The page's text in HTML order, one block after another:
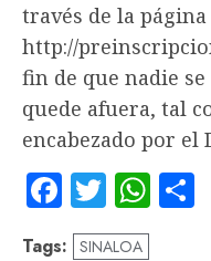
través de la página
http://
fin de que nadie
quede afuera, tal
encabezado por el
Facebook
Twitter
Tags: SINALOA